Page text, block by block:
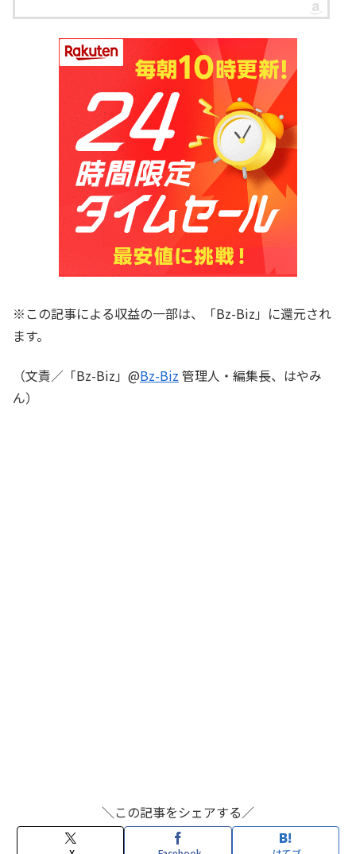
※この記事による収益の一部は、「Bz-Biz」に還元され
ます。
（文責／「Bz-Biz」@Bz-Biz 管理人・編集長、はやみ
ん）
＼この記事をシェアする／